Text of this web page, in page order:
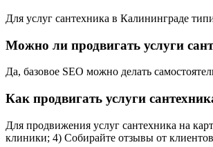
Для услуг сантехника в Калининграде
Можно ли продвигать услуги
Да, базовое SEO можно делать
Как продвигать услуги
Для продвижения услуг сантехника на
клиники; 4) Собирайте отзывы от